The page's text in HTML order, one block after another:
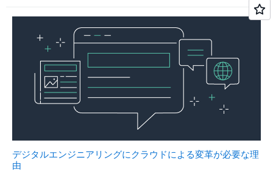
デジタルエンジニアリングにクラウドによる変革が必要な理
由